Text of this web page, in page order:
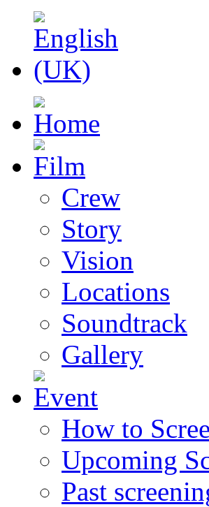
Crew
Story
Vision
Locations
Soundtrack
Gallery
How to
Upcoming
Past